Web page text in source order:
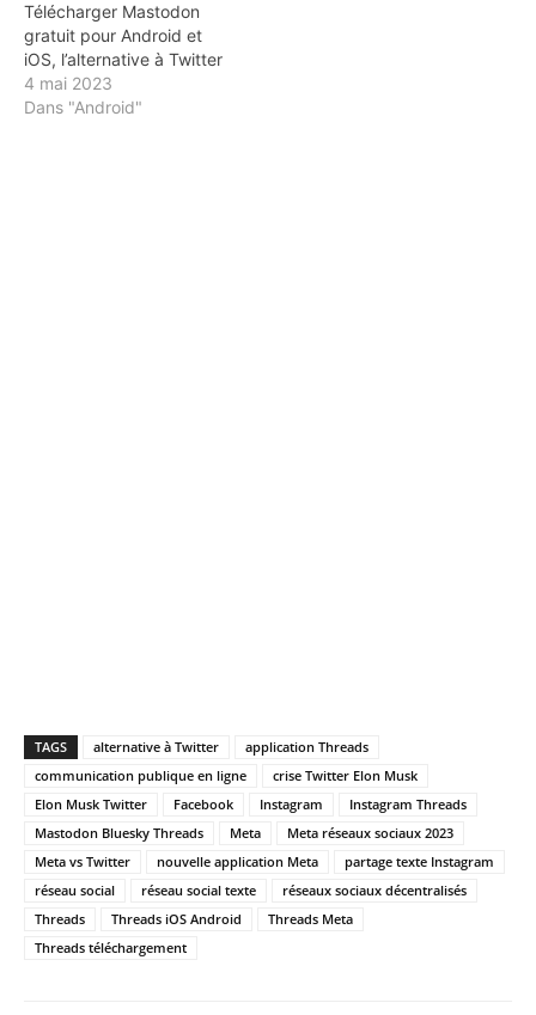
Télécharger Mastodon
gratuit pour Android et
iOS, l’alternative à Twitter
4 mai 2023
Dans "Android"
TAGS alternative à Twitter
application Threads
communication publique en ligne
crise Twitter Elon Musk
Elon Musk Twitter
Facebook Instagram
Instagram Threads
Mastodon Bluesky Threads
Meta
Meta réseaux sociaux 2023
Meta vs Twitter
nouvelle application Meta
partage texte Instagram
réseau social
réseau social texte
réseaux sociaux décentralisés
Threads
Threads iOS Android
Threads Meta
Threads téléchargement